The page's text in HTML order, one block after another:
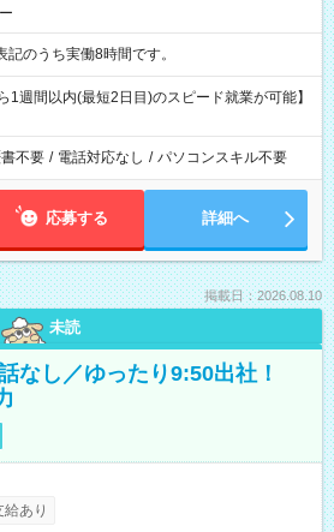
18:00 ※表記のうち実働8時間です。
1週間以内(最短2日目)のスピード就業が可能】
不要 / 電話対応なし / パソコンスキル不要
応募する 詳細へ
掲載日：2026.08.10
未読
なし／ゆったり9:50出社！
あり